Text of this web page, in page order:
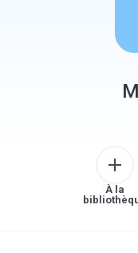
À la